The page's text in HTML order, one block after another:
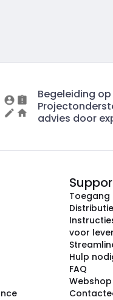
Begeleiding
advies door
Toegang
voor
Hulp
FAQ